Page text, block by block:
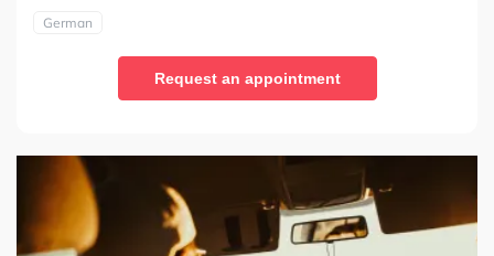
German
Request an appointment